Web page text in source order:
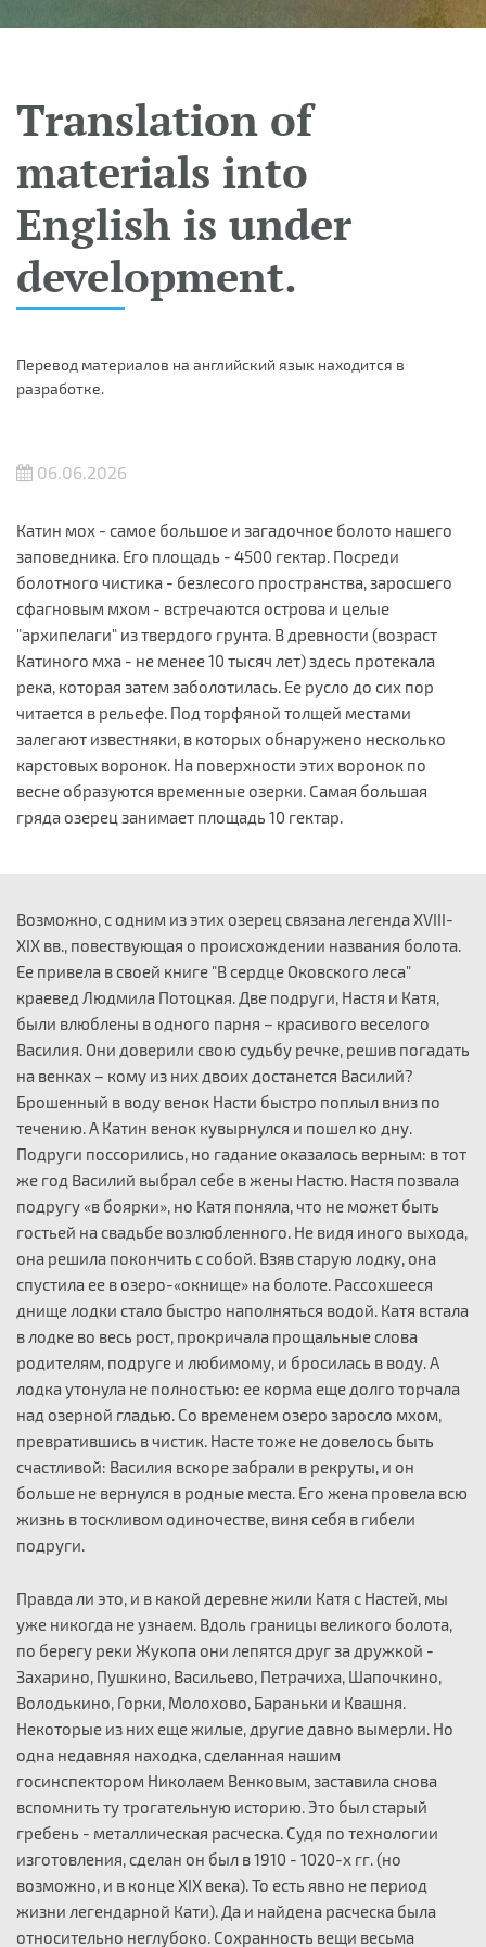
Translation of
materials into
English is under
development.
Перевод материалов на английский язык находится в
разработке.
06.06.2026
Катин мох - самое большое и загадочное болото нашего
заповедника. Его площадь - 4500 гектар. Посреди
болотного чистика - безлесого пространства, заросшего
сфагновым мхом - встречаются острова и целые
"архипелаги" из твердого грунта. В древности (возраст
Катиного мха - не менее 10 тысяч лет) здесь протекала
река, которая затем заболотилась. Ее русло до сих пор
читается в рельефе. Под торфяной толщей местами
залегают известняки, в которых обнаружено несколько
карстовых воронок. На поверхности этих воронок по
весне образуются временные озерки. Самая большая
гряда озерец занимает площадь 10 гектар.
Возможно, с одним из этих озерец связана легенда XVIII-
XIX вв., повествующая о происхождении названия болота.
Ее привела в своей книге "В сердце Оковского леса"
краевед Людмила Потоцкая. Две подруги, Настя и Катя,
были влюблены в одного парня – красивого веселого
Василия. Они доверили свою судьбу речке, решив погадать
на венках – кому из них двоих достанется Василий?
Брошенный в воду венок Насти быстро поплыл вниз по
течению. А Катин венок кувырнулся и пошел ко дну.
Подруги поссорились, но гадание оказалось верным: в тот
же год Василий выбрал себе в жены Настю. Настя позвала
подругу «в боярки», но Катя поняла, что не может быть
гостьей на свадьбе возлюбленного. Не видя иного выхода,
она решила покончить с собой. Взяв старую лодку, она
спустила ее в озеро-«окнище» на болоте. Рассохшееся
днище лодки стало быстро наполняться водой. Катя встала
в лодке во весь рост, прокричала прощальные слова
родителям, подруге и любимому, и бросилась в воду. А
лодка утонула не полностью: ее корма еще долго торчала
над озерной гладью. Со временем озеро заросло мхом,
превратившись в чистик. Насте тоже не довелось быть
счастливой: Василия вскоре забрали в рекруты, и он
больше не вернулся в родные места. Его жена провела всю
жизнь в тоскливом одиночестве, виня себя в гибели
подруги.
Правда ли это, и в какой деревне жили Катя с Настей, мы
уже никогда не узнаем. Вдоль границы великого болота,
по берегу реки Жукопа они лепятся друг за дружкой -
Захарино, Пушкино, Васильево, Петрачиха, Шапочкино,
Володькино, Горки, Молохово, Бараньки и Квашня.
Некоторые из них еще жилые, другие давно вымерли. Но
одна недавняя находка, сделанная нашим
госинспектором Николаем Венковым, заставила снова
вспомнить ту трогательную историю. Это был старый
гребень - металлическая расческа. Судя по технологии
изготовления, сделан он был в 1910 - 1020-х гг. (но
возможно, и в конце XIX века). То есть явно не период
жизни легендарной Кати). Да и найдена расческа была
относительно неглубоко. Сохранность вещи весьма